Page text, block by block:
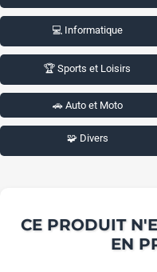
💻 Informatique
🏆 Sports et Loisirs
🚗 Auto et Moto
🧩 Divers
CE PRODUIT
EN